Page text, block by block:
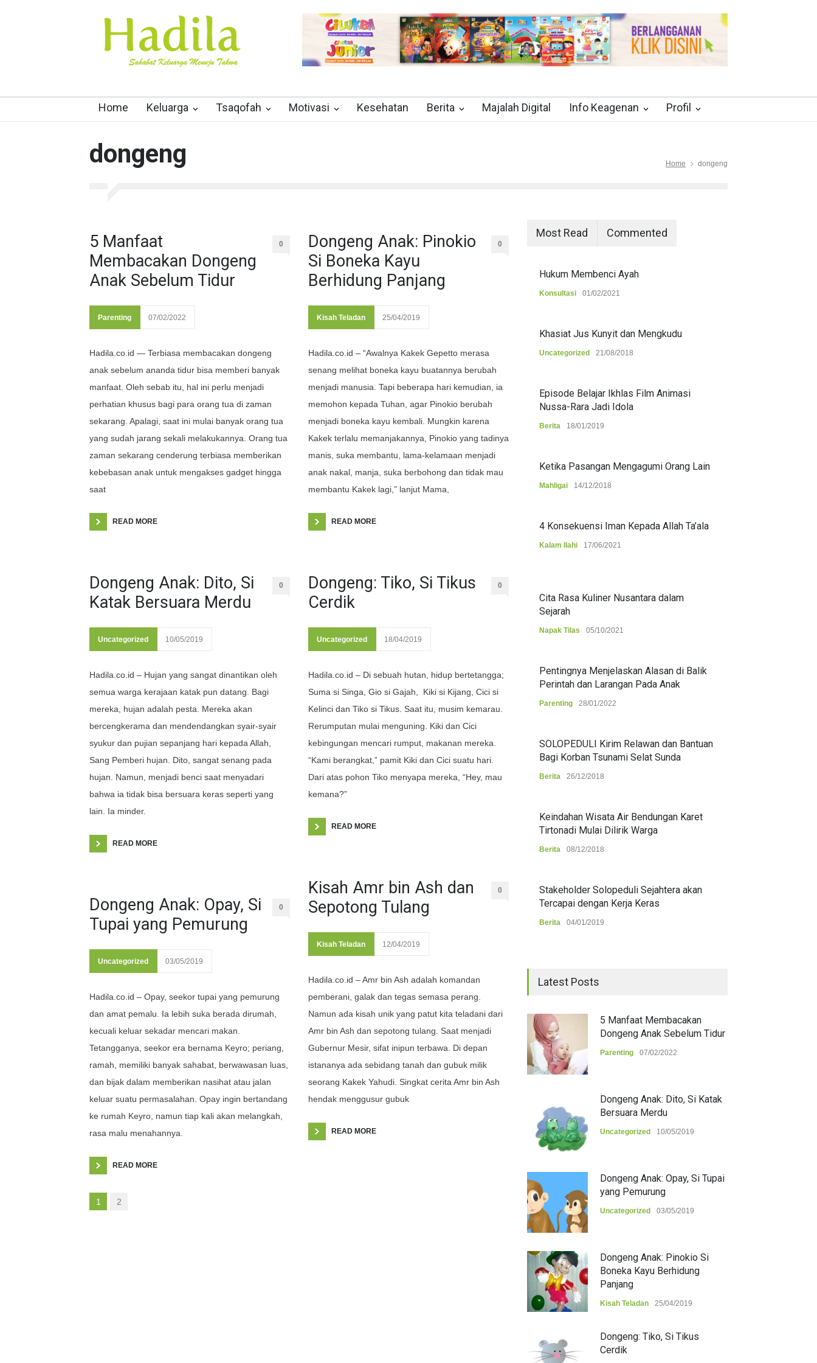
Home Keluarga Tsaqofah Motivasi Kesehatan Berita Majalah Digital Info Keagenan Profil
dongeng Home dongeng
5 Manfaat
Membacakan Dongeng
Anak Sebelum Tidur
0
Parenting 07/02/2022
Hadila.co.id — Terbiasa membacakan dongeng
anak sebelum ananda tidur bisa memberi banyak
manfaat. Oleh sebab itu, hal ini perlu menjadi
perhatian khusus bagi para orang tua di zaman
sekarang. Apalagi, saat ini mulai banyak orang tua
yang sudah jarang sekali melakukannya. Orang tua
zaman sekarang cenderung terbiasa memberikan
kebebasan anak untuk mengakses gadget hingga
saat
READ MORE
Dongeng Anak: Dito, Si
Katak Bersuara Merdu
0
Uncategorized 10/05/2019
Hadila.co.id – Hujan yang sangat dinantikan oleh
semua warga kerajaan katak pun datang. Bagi
mereka, hujan adalah pesta. Mereka akan
bercengkerama dan mendendangkan syair-syair
syukur dan pujian sepanjang hari kepada Allah,
Sang Pemberi hujan. Dito, sangat senang pada
hujan. Namun, menjadi benci saat menyadari
bahwa ia tidak bisa bersuara keras seperti yang
lain. Ia minder.
READ MORE
Dongeng Anak: Opay, Si
Tupai yang Pemurung
0
Uncategorized 03/05/2019
Hadila.co.id – Opay, seekor tupai yang pemurung
dan amat pemalu. Ia lebih suka berada dirumah,
kecuali keluar sekadar mencari makan.
Tetangganya, seekor era bernama Keyro; periang,
ramah, memiliki banyak sahabat, berwawasan luas,
dan bijak dalam memberikan nasihat atau jalan
keluar suatu permasalahan. Opay ingin bertandang
ke rumah Keyro, namun tiap kali akan melangkah,
rasa malu menahannya.
READ MORE
Dongeng Anak: Pinokio
Si Boneka Kayu
Berhidung Panjang
0
Kisah Teladan 25/04/2019
Hadila.co.id – “Awalnya Kakek Gepetto merasa
senang melihat boneka kayu buatannya berubah
menjadi manusia. Tapi beberapa hari kemudian, ia
memohon kepada Tuhan, agar Pinokio berubah
menjadi boneka kayu kembali. Mungkin karena
Kakek terlalu memanjakannya, Pinokio yang tadinya
manis, suka membantu, lama-kelamaan menjadi
anak nakal, manja, suka berbohong dan tidak mau
membantu Kakek lagi,” lanjut Mama,
READ MORE
Dongeng: Tiko, Si Tikus
Cerdik
0
Uncategorized 18/04/2019
Hadila.co.id – Di sebuah hutan, hidup bertetangga;
Suma si Singa, Gio si Gajah, Kiki si Kijang, Cici si
Kelinci dan Tiko si Tikus. Saat itu, musim kemarau.
Rerumputan mulai menguning. Kiki dan Cici
kebingungan mencari rumput, makanan mereka.
“Kami berangkat,” pamit Kiki dan Cici suatu hari.
Dari atas pohon Tiko menyapa mereka, “Hey, mau
kemana?”
READ MORE
Kisah Amr bin Ash dan
Sepotong Tulang
0
Kisah Teladan 12/04/2019
Hadila.co.id – Amr bin Ash adalah komandan
pemberani, galak dan tegas semasa perang.
Namun ada kisah unik yang patut kita teladani dari
Amr bin Ash dan sepotong tulang. Saat menjadi
Gubernur Mesir, sifat inipun terbawa. Di depan
istananya ada sebidang tanah dan gubuk milik
seorang Kakek Yahudi. Singkat cerita Amr bin Ash
hendak menggusur gubuk
READ MORE
1 2
Most Read Commented
Hukum Membenci Ayah
Konsultasi 01/02/2021
Khasiat Jus Kunyit dan Mengkudu
Uncategorized 21/08/2018
Episode Belajar Ikhlas Film Animasi
Nussa-Rara Jadi Idola
Berita 18/01/2019
Ketika Pasangan Mengagumi Orang Lain
Mahligai 14/12/2018
4 Konsekuensi Iman Kepada Allah Ta’ala
Kalam Ilahi 17/06/2021
Cita Rasa Kuliner Nusantara dalam
Sejarah
Napak Tilas 05/10/2021
Pentingnya Menjelaskan Alasan di Balik
Perintah dan Larangan Pada Anak
Parenting 28/01/2022
SOLOPEDULI Kirim Relawan dan Bantuan
Bagi Korban Tsunami Selat Sunda
Berita 26/12/2018
Keindahan Wisata Air Bendungan Karet
Tirtonadi Mulai Dilirik Warga
Berita 08/12/2018
Stakeholder Solopeduli Sejahtera akan
Tercapai dengan Kerja Keras
Berita 04/01/2019
Latest Posts
5 Manfaat Membacakan
Dongeng Anak Sebelum Tidur
Parenting 07/02/2022
Dongeng Anak: Dito, Si Katak
Bersuara Merdu
Uncategorized 10/05/2019
Dongeng Anak: Opay, Si Tupai
yang Pemurung
Uncategorized 03/05/2019
Dongeng Anak: Pinokio Si
Boneka Kayu Berhidung
Panjang
Kisah Teladan 25/04/2019
Dongeng: Tiko, Si Tikus
Cerdik